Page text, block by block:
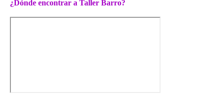
¿Dónde encontrar a Taller Barro?